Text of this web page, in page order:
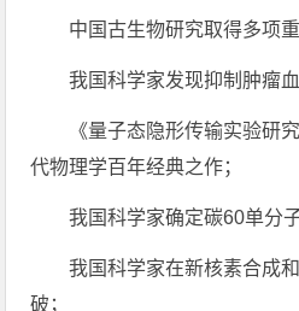
中国古生物研究取得多项
我国科学家发现抑制肿瘤
《量子态隐形传输实验研
代物理学百年经典之作；
我国科学家确定碳60单分
我国科学家在新核素合成
破；